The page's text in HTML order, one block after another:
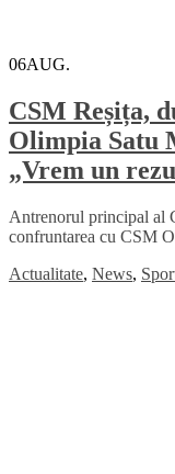
06AUG.
CSM Reșița,
Olimpia Satu
„Vrem un
Antrenorul principal al
confruntarea cu CSM
Actualitate, News,